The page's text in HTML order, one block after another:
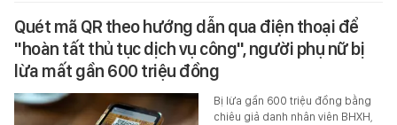
Quét mã QR theo hướng dẫn qua điện thoại để
"hoàn tất thủ tục dịch vụ công", người phụ nữ bị
lừa mất gần 600 triệu đồng
Bị lừa gần 600 triệu đồng bằng
chiêu giả danh nhân viên BHXH,